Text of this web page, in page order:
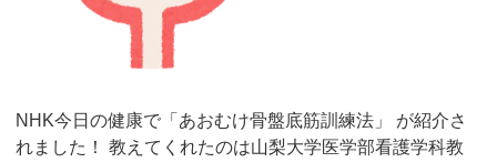
NHK今日の健康で「あおむけ骨盤底筋訓練法」 が紹介さ
れました！ 教えてくれたのは山梨大学医学部看護学科教